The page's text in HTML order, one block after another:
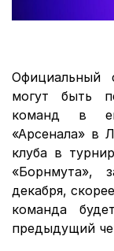
Официальный
могут быть
команд в
«Арсенала» в
клуба в
«Борнмута»,
декабря,
команда
предыдущий